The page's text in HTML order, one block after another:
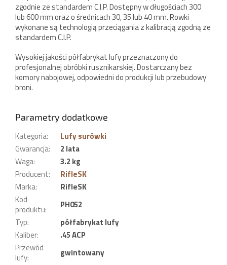
zgodnie ze standardem C.I.P. Dostępny w długościach 300
lub 600 mm oraz o średnicach 30, 35 lub 40 mm. Rowki
wykonane są technologią przeciągania z kalibracją zgodną ze
standardem C.I.P.
Wysokiej jakości półfabrykat lufy przeznaczony do
profesjonalnej obróbki rusznikarskiej. Dostarczany bez
komory nabojowej, odpowiedni do produkcji lub przebudowy
broni.
Parametry dodatkowe
Kategoria:
Lufy surówki
Gwarancja:
2 lata
Waga:
3.2 kg
Producent:
RifleSK
Marka:
RifleSK
Kod
produktu:
PH052
Typ:
półfabrykat lufy
Kaliber:
.45 ACP
Przewód
lufy:
gwintowany